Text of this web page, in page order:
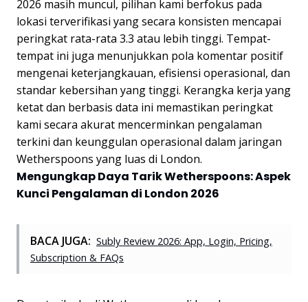
2026 masih muncul, pilihan kami berfokus pada
lokasi terverifikasi yang secara konsisten mencapai
peringkat rata-rata 3.3 atau lebih tinggi. Tempat-
tempat ini juga menunjukkan pola komentar positif
mengenai keterjangkauan, efisiensi operasional, dan
standar kebersihan yang tinggi. Kerangka kerja yang
ketat dan berbasis data ini memastikan peringkat
kami secara akurat mencerminkan pengalaman
terkini dan keunggulan operasional dalam jaringan
Wetherspoons yang luas di London.
Mengungkap Daya Tarik Wetherspoons: Aspek
Kunci Pengalaman di London 2026
BACA JUGA: Subly Review 2026: App, Login, Pricing,
Subscription & FAQs